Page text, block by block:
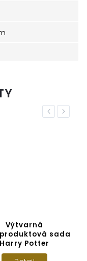
Previous
Výtvarná
sada
Harry Potter
Next